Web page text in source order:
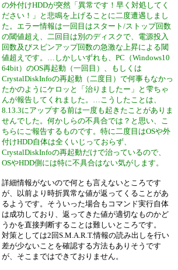
の外付けHDDが突然「異常です！早く対処してく
ださい！」と悲鳴を上げることに二度遭遇しまし
た。エラー情報は一回目はスタート/ストップ回数
の閾値超え、二回目は別のディスクで、電源投入
回数及びスピンアップ回数の急激な上昇による閾
値超えです。…しかしいずれも、PC（Windows10
64bit）のOS再起動（一回目）、もしくは
CrystalDiskInfoの再起動（二度目）で何事もなかっ
たかのようにケロッと「治りましたー」と雫ちゃ
んが報告してくれました。…こうしたことは、
8.13.3にアップする前は一度も起きたことがありま
せんでした。何かしらの不具合では？と思い、こ
ちらにご報告するものです。特に二度目はOSや外
付けHDD自体は全くいじっておらず、
CrystalDiskInfoの再起動だけで治っているので、
OSやHDD側には特に不具合はない気がします。
詳細情報がないので何とも言えないところです
が、以前より時折異常な値が返ってくることがあ
るようです。そういった場合もコマンド実行自体
は成功しており、返ってきた値が適切なものかど
うかを直接判断することは難しいところです。
対策としては2回S.M.A.R.T.情報の読み出しを行い
差が少ないことを確認する方法もありそうです
が、そこまではできておりません。